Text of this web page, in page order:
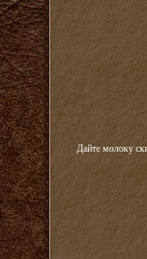
Дайте молоку